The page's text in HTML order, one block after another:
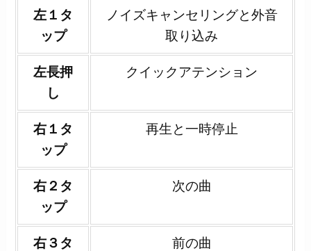
左１タ
ップ
ノイズキャンセリングと外音
取り込み
左長押
し
クイックアテンション
右１タ
ップ
再生と一時停止
右２タ
ップ
次の曲
右３タ
前の曲